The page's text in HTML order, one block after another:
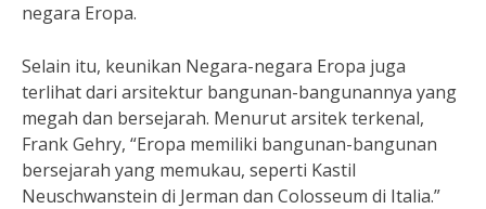
negara Eropa.
Selain itu, keunikan Negara-negara Eropa juga
terlihat dari arsitektur bangunan-bangunannya yang
megah dan bersejarah. Menurut arsitek terkenal,
Frank Gehry, “Eropa memiliki bangunan-bangunan
bersejarah yang memukau, seperti Kastil
Neuschwanstein di Jerman dan Colosseum di Italia.”